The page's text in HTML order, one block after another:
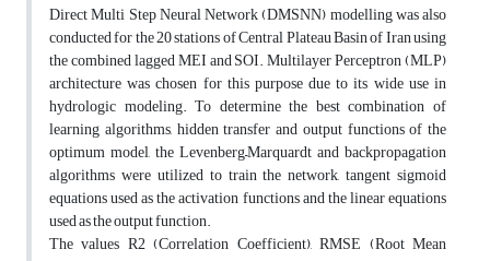
Direct Multi Step Neural Network (DMSNN) modelling was also
conducted for the 20 stations of Central Plateau Basin of Iran using
the combined lagged MEI and SOI. Multilayer Perceptron (MLP)
architecture was chosen for this purpose due to its wide use in
hydrologic modeling. To determine the best combination of
learning algorithms, hidden transfer and output functions of the
optimum model, the Levenberg–Marquardt and backpropagation
algorithms were utilized to train the network, tangent sigmoid
equations used as the activation functions and the linear equations
used as the output function.
The values R2 (Correlation Coefficient), RMSE (Root Mean